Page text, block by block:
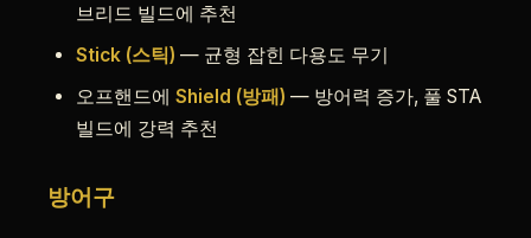
브리드 빌드에 추천
Stick (스틱) — 균형 잡힌 다용도 무기
오프핸드에 Shield (방패) — 방어력 증가, 풀 STA
빌드에 강력 추천
방어구